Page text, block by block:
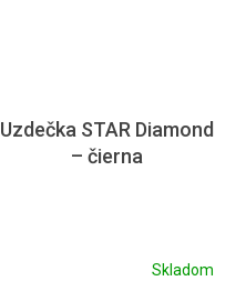
Uzdečka STAR Diamond
– čierna
Skladom